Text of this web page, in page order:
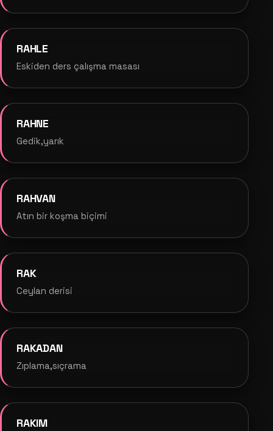
RAHLE
Eskiden ders çalışma masası
RAHNE
Gedik,yarık
RAHVAN
Atın bir koşma biçimi
RAK
Ceylan derisi
RAKADAN
Zıplama,sıçrama
RAKIM